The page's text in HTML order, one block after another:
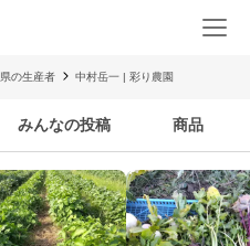
の生産者 中村岳一 | 彩り農園
みんなの投稿 商品